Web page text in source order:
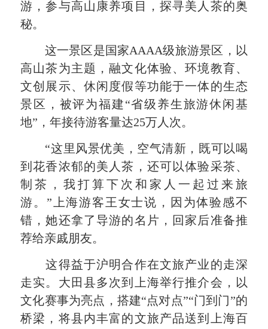
游，参与高山康养项目，探寻美人茶的奥
秘。
这一景区是国家AAAA级旅游景区，以
高山茶为主题，融文化体验、环境教育、
文创展示、休闲度假等功能于一体的生态
景区，被评为福建“省级养生旅游休闲基
地”，年接待游客量达25万人次。
“这里风景优美，空气清新，既可以喝
到花香浓郁的美人茶，还可以体验采茶、
制茶，我打算下次和家人一起过来旅
游。”上海游客王女士说，因为体验感不
错，她还拿了导游的名片，回家后准备推
荐给亲戚朋友。
这得益于沪明合作在文旅产业的走深
走实。大田县多次到上海举行推介会，以
文化赛事为亮点，搭建“点对点”“门到门”的
桥梁，将县内丰富的文旅产品送到上海百